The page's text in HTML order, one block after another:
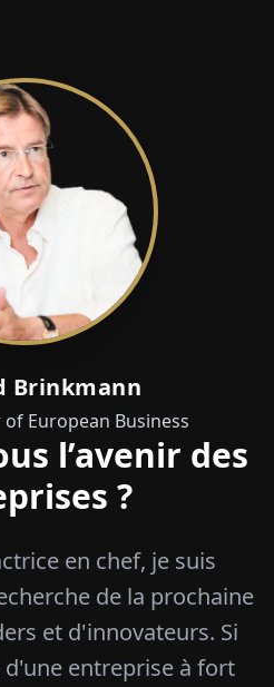
Brinkmann
European Business
l’avenir des
?
en chef, je suis
de la prochaine
et d'innovateurs. Si
entreprise à fort